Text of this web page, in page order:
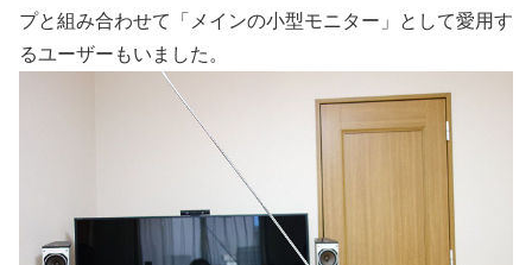
プと組み合わせて「メインの小型モニター」として愛用す
るユーザーもいました。